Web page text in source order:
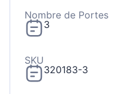
Nombre de Portes
3
SKU
320183-3